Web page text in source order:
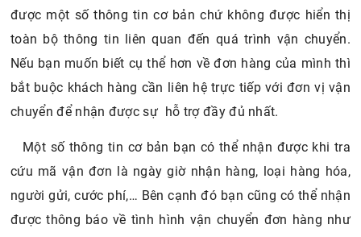
được một số thông tin cơ bản chứ không được hiển thị
toàn bộ thông tin liên quan đến quá trình vận chuyển.
Nếu bạn muốn biết cụ thể hơn về đơn hàng của mình thì
bắt buộc khách hàng cần liên hệ trực tiếp với đơn vị vận
chuyển để nhận được sự hỗ trợ đầy đủ nhất.
Một số thông tin cơ bản bạn có thể nhận được khi tra
cứu mã vận đơn là ngày giờ nhận hàng, loại hàng hóa,
người gửi, cước phí,… Bên cạnh đó bạn cũng có thể nhận
được thông báo về tình hình vận chuyển đơn hàng như